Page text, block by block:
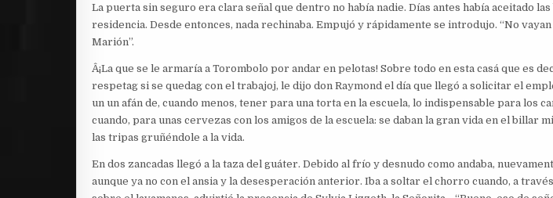
La puerta sin seguro era clara señal que dentro no había nadie. Días antes había aceitado
residencia. Desde entonces, nada rechinaba. Empujó y rápidamente se introdujo. “No
Marión”.
Â¡La que se le armaría a Torombolo por andar en pelotas! Sobre todo en esta casá que es
respetag si se quedag con el trabajoj, le dijo don Raymond el día que llegó a solicitar el
un un afán de, cuando menos, tener para una torta en la escuela, lo indispensable para los
cuando, para unas cervezas con los amigos de la escuela: se daban la gran vida en el billar
las tripas gruñéndole a la vida.
En dos zancadas llegó a la taza del guáter. Debido al frío y desnudo como andaba,
aunque ya no con el ansia y la desesperación anterior. Iba a soltar el chorro cuando, a